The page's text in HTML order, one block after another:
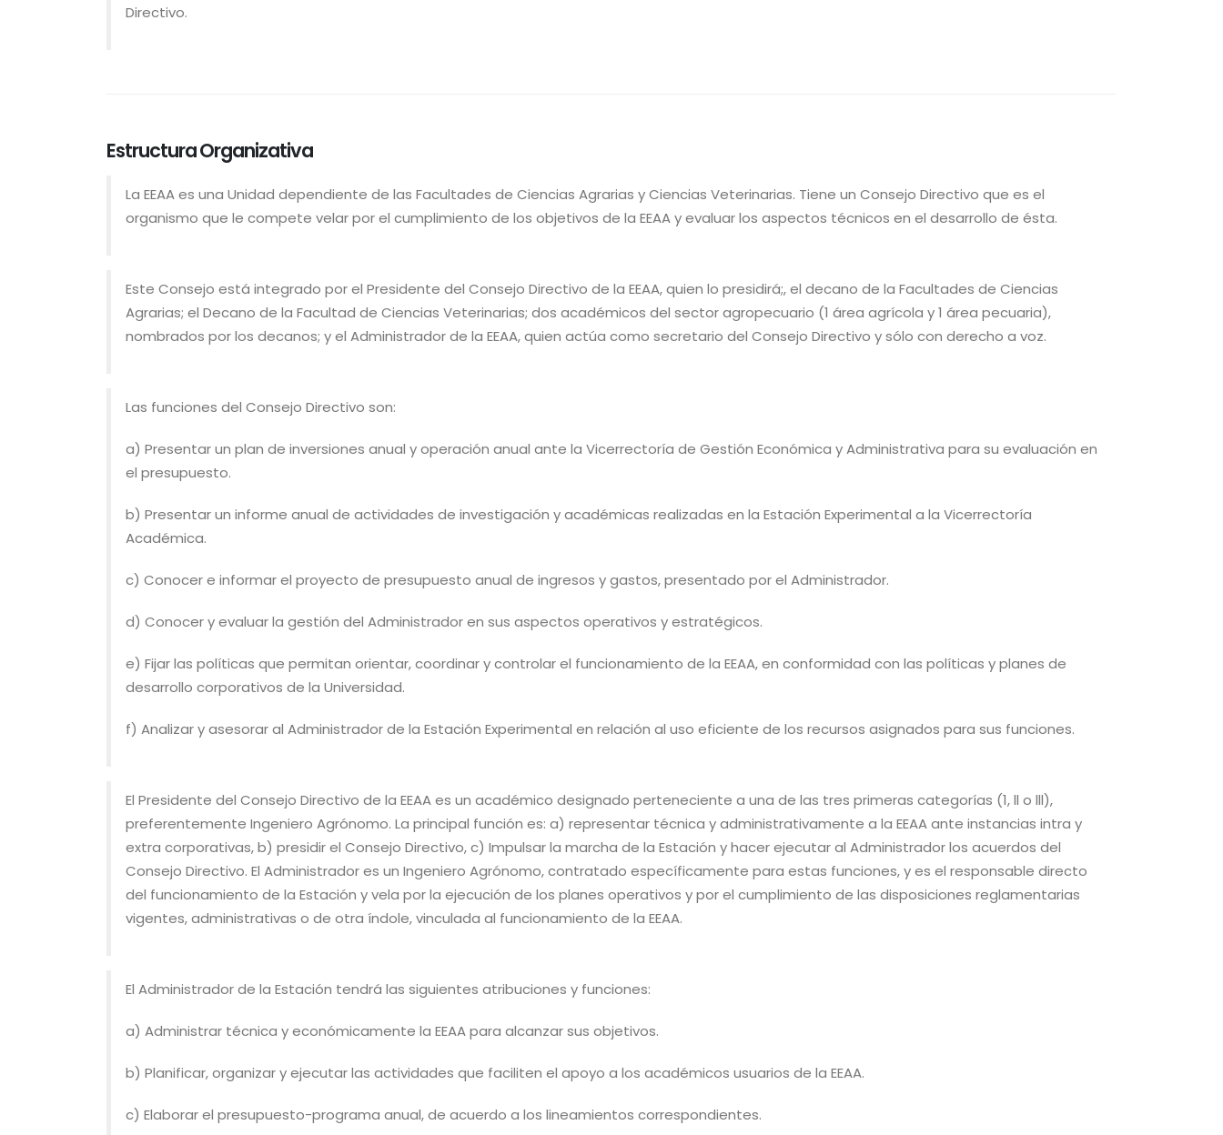
Directivo.
Estructura Organizativa
La EEAA es una Unidad dependiente de las Facultades de Ciencias Agrarias y Ciencias Veterinarias. Tiene un Consejo Directivo que es el
organismo que le compete velar por el cumplimiento de los objetivos de la EEAA y evaluar los aspectos técnicos en el desarrollo de ésta.
Este Consejo está integrado por el Presidente del Consejo Directivo de la EEAA, quien lo presidirá;, el decano de la Facultades de Ciencias
Agrarias; el Decano de la Facultad de Ciencias Veterinarias; dos académicos del sector agropecuario (1 área agrícola y 1 área pecuaria),
nombrados por los decanos; y el Administrador de la EEAA, quien actúa como secretario del Consejo Directivo y sólo con derecho a voz.
Las funciones del Consejo Directivo son:
a) Presentar un plan de inversiones anual y operación anual ante la Vicerrectoría de Gestión Económica y Administrativa para su evaluación en
el presupuesto.
b) Presentar un informe anual de actividades de investigación y académicas realizadas en la Estación Experimental a la Vicerrectoría
Académica.
c) Conocer e informar el proyecto de presupuesto anual de ingresos y gastos, presentado por el Administrador.
d) Conocer y evaluar la gestión del Administrador en sus aspectos operativos y estratégicos.
e) Fijar las políticas que permitan orientar, coordinar y controlar el funcionamiento de la EEAA, en conformidad con las políticas y planes de
desarrollo corporativos de la Universidad.
f) Analizar y asesorar al Administrador de la Estación Experimental en relación al uso eficiente de los recursos asignados para sus funciones.
El Presidente del Consejo Directivo de la EEAA es un académico designado perteneciente a una de las tres primeras categorías (1, ll o lll),
preferentemente Ingeniero Agrónomo. La principal función es: a) representar técnica y administrativamente a la EEAA ante instancias intra y
extra corporativas, b) presidir el Consejo Directivo, c) Impulsar la marcha de la Estación y hacer ejecutar al Administrador los acuerdos del
Consejo Directivo. El Administrador es un Ingeniero Agrónomo, contratado específicamente para estas funciones, y es el responsable directo
del funcionamiento de la Estación y vela por la ejecución de los planes operativos y por el cumplimiento de las disposiciones reglamentarias
vigentes, administrativas o de otra índole, vinculada al funcionamiento de la EEAA.
El Administrador de la Estación tendrá las siguientes atribuciones y funciones:
a) Administrar técnica y económicamente la EEAA para alcanzar sus objetivos.
b) Planificar, organizar y ejecutar las actividades que faciliten el apoyo a los académicos usuarios de la EEAA.
c) Elaborar el presupuesto-programa anual, de acuerdo a los lineamientos correspondientes.